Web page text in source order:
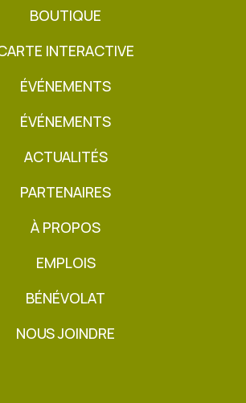
BOUTIQUE
INTERACTIVE
ÉVÉNEMENTS
ÉVÉNEMENTS
ACTUALITÉS
PARTENAIRES
À PROPOS
EMPLOIS
BÉNÉVOLAT
NOUS JOINDRE